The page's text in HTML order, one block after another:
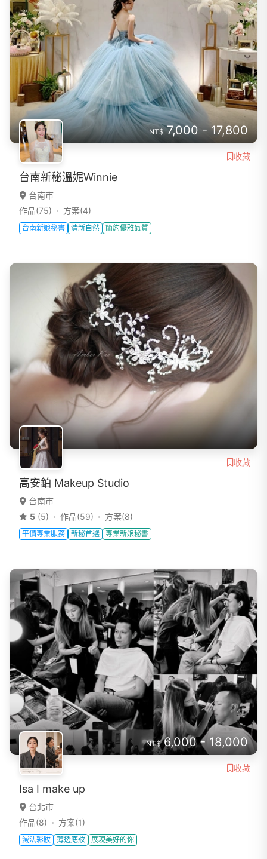
NT$ 7,000 - 17,800
收藏
台南新秘溫妮Winnie
台南市
作品(75)
方案(4)
台南新娘秘書 清新自然 簡約優雅氣質
收藏
高安鉑 Makeup Studio
台南市
5 (5) 作品(59) 方案(8)
平價專業服務 新秘首選 專業新娘秘書
NT$ 6,000 - 18,000
收藏
Isa I make up
台北市
作品(8)
方案(1)
減法彩妝 薄透底妝 展現美好的你